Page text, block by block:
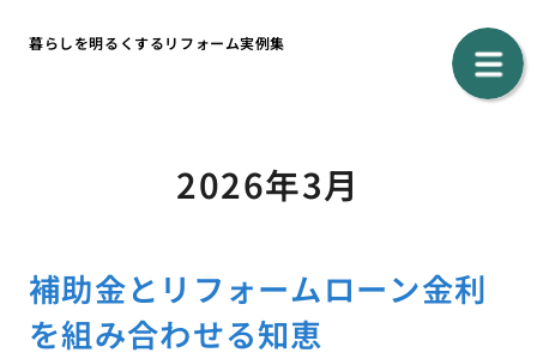
暮らしを明るくするリフォーム実例集
2026年3月
補助金とリフォームローン金利
を組み合わせる知恵